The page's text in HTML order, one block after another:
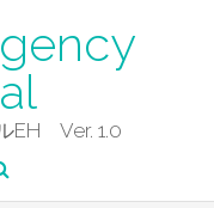
EH Ver. 1.0